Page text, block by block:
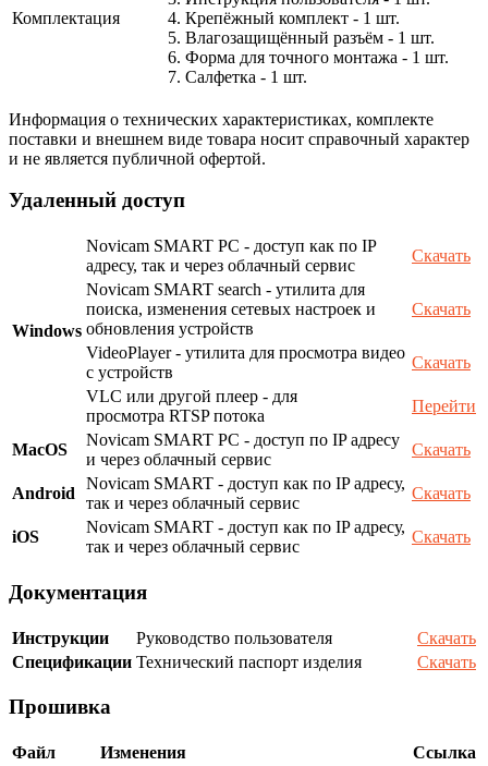
Комплектация
4. Крепёжный комплект - 1 шт.
5. Влагозащищённый разъём - 1 шт.
6. Форма для точного монтажа - 1 шт.
7. Салфетка - 1 шт.
Информация о технических характеристиках, комплекте
поставки и внешнем виде товара носит справочный характер
и не является публичной офертой.
Удаленный доступ
Windows
Novicam SMART PC - доступ как по IP
адресу, так и через облачный сервис
Скачать
Novicam SMART search - утилита для
поиска, изменения сетевых настроек и
обновления устройств
Скачать
VideoPlayer - утилита для просмотра видео
с устройств
Скачать
VLC или другой плеер - для
просмотра RTSP потока
Перейти
MacOS
Novicam SMART PC - доступ по IP адресу
и через облачный сервис
Скачать
Android
Novicam SMART - доступ как по IP адресу,
так и через облачный сервис
Скачать
iOS
Novicam SMART - доступ как по IP адресу,
так и через облачный сервис
Скачать
Документация
Инструкции Руководство пользователя
Скачать
Спецификации Технический паспорт изделия Скачать
Прошивка
Файл Изменения
Ссылка